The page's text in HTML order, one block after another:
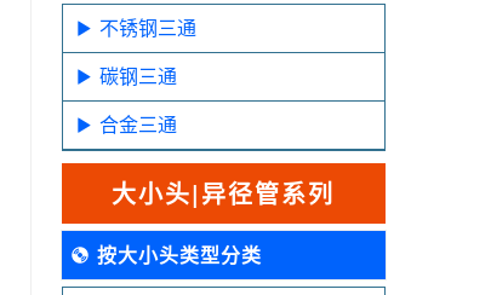
不锈钢三通
碳钢三通
合金三通
大小头|异径管系列
按大小头类型分类